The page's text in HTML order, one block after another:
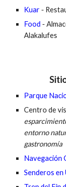
Kuar -
Food -
Alakalufes
Parque
Centro de
entorno
gastronomía
Navegación
Senderos en